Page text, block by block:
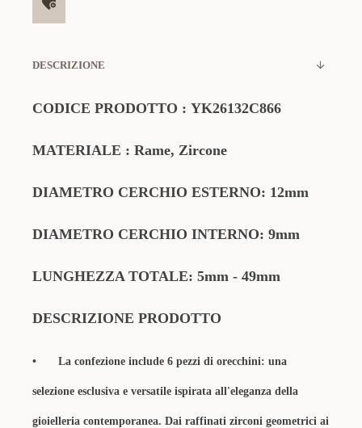
DESCRIZIONE
CODICE PRODOTTO : YK26132C866
MATERIALE : Rame, Zircone
DIAMETRO CERCHIO ESTERNO: 12mm
DIAMETRO CERCHIO INTERNO: 9mm
LUNGHEZZA TOTALE: 5mm - 49mm
DESCRIZIONE PRODOTTO
• La confezione include 6 pezzi di orecchini: una
selezione esclusiva e versatile ispirata all'eleganza della
gioielleria contemporanea. Dai raffinati zirconi geometrici ai